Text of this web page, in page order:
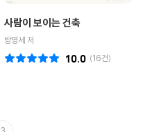
사람이 보이는 건축
방명세 저
(16건)
10.0